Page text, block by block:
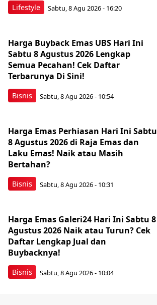
Lifestyle Sabtu, 8 Agu 2026 - 16:20
Bisnis
Harga Buyback Emas UBS Hari Ini
Sabtu 8 Agustus 2026 Lengkap
Semua Pecahan! Cek Daftar
Terbarunya Di Sini!
Sabtu, 8 Agu 2026 - 10:54
Bisnis
Harga Emas Perhiasan Hari Ini Sabtu
8 Agustus 2026 di Raja Emas dan
Laku Emas! Naik atau Masih
Bertahan?
Sabtu, 8 Agu 2026 - 10:31
Bisnis
Harga Emas Galeri24 Hari Ini Sabtu 8
Agustus 2026 Naik atau Turun? Cek
Daftar Lengkap Jual dan
Buybacknya!
Sabtu, 8 Agu 2026 - 10:04